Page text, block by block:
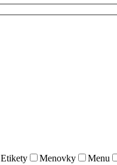
Etikety Menovky Menu